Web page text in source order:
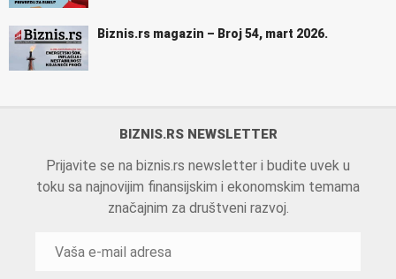
Biznis.rs magazin – Broj 54, mart 2026.
BIZNIS.RS NEWSLETTER
Prijavite se na biznis.rs newsletter i budite uvek u
toku sa najnovijim finansijskim i ekonomskim temama
značajnim za društveni razvoj.